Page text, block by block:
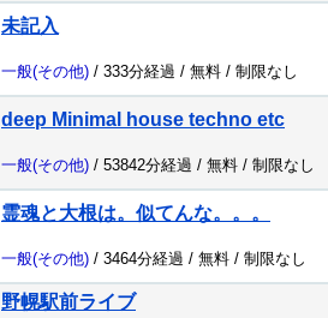
未記入
一般(その他) / 333分経過 / 無料 / 制限なし
deep Minimal house techno etc
一般(その他) / 53842分経過 / 無料 / 制限なし
霊魂と大根は。似てんな。。。
一般(その他) / 3464分経過 / 無料 / 制限なし
野幌駅前ライブ